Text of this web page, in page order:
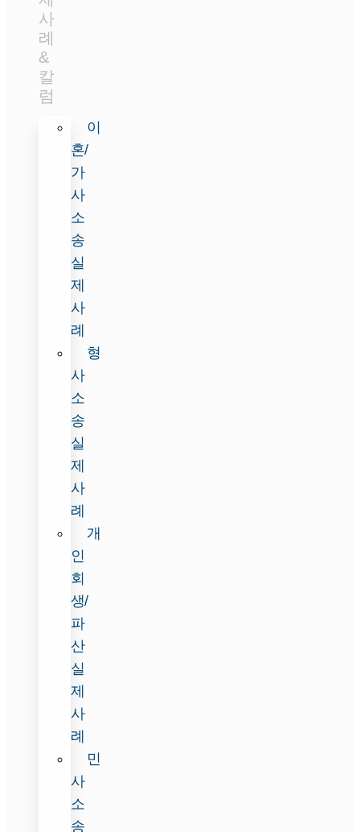
사
례
&
칼
럼
이
혼/
가
사
소
송
실
제
사
례
형
사
소
송
실
제
사
례
개
인
회
생/
파
산
실
제
사
례
민
사
소
송